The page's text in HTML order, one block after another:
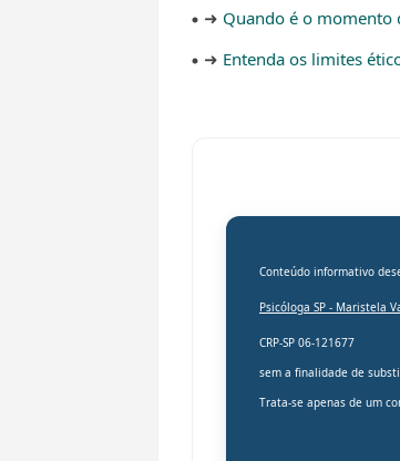
➜ Quando é o momento
➜ Entenda os limites
Conteúdo informativo
Psicóloga SP - Maristela
CRP-SP 06-121677
sem a finalidade de
Trata-se apenas de um